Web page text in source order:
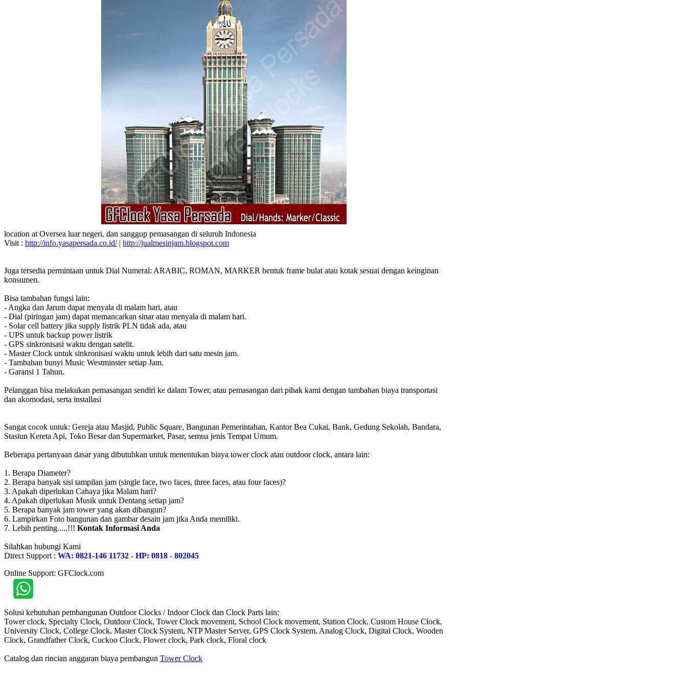
location at Oversea luar negeri, dan sanggup pemasangan di seluruh Indonesia
Visit : http://info.yasapersada.co.id/| http://jualmesinjam.blogspot.com
Juga tersedia permintaan untuk Dial Numeral: ARABIC, ROMAN, MARKER bentuk frame bulat atau kotak sesuai dengan keinginan
konsumen.
Bisa tambahan fungsi lain:
- Angka dan Jarum dapat menyala di malam hari, atau
- Dial (piringan jam) dapat memancarkan sinar atau menyala di malam hari.
- Solar cell battery jika supply listrik PLN tidak ada, atau
- UPS untuk backup power listrik
- GPS sinkronisasi waktu dengan satelit.
- Master Clock untuk sinkronisasi waktu untuk lebih dari satu mesin jam.
- Tambahan bunyi Music Westminster setiap Jam.
- Garansi 1 Tahun.
Pelanggan bisa melakukan pemasangan sendiri ke dalam Tower, atau pemasangan dari pihak kami dengan tambahan biaya transportasi
dan akomodasi, serta installasi
Sangat cocok untuk: Gereja atau Masjid, Public Square, Bangunan Pemerintahan, Kantor Bea Cukai, Bank, Gedung Sekolah, Bandara,
Stasiun Kereta Api, Toko Besar dan Supermarket, Pasar, semua jenis Tempat Umum.
Beberapa pertanyaan dasar yang dibutuhkan untuk menentukan biaya tower clock atau outdoor clock, antara lain:
1. Berapa Diameter?
2. Berapa banyak sisi tampilan jam (single face, two faces, three faces, atau four faces)?
3. Apakah diperlukan Cahaya jika Malam hari?
4. Apakah diperlukan Musik untuk Dentang setiap jam?
5. Berapa banyak jam tower yang akan dibangun?
6. Lampirkan Foto bangunan dan gambar desain jam jika Anda memiliki.
7. Lebih penting.....!!! Kontak Informasi Anda
Silahkan hubungi Kami
Direct Support : WA: 0821-146 11732 - HP: 0818 - 802045
Online Support: GFClock.com
Solusi kebutuhan pembangunan Outdoor Clocks / Indoor Clock dan Clock Parts lain:
Tower clock, Specialty Clock, Outdoor Clock, Tower Clock movement, School Clock movement, Station Clock, Custom House Clock,
University Clock, College Clock, Master Clock System, NTP Master Server, GPS Clock System, Analog Clock, Digital Clock, Wooden
Clock, Grandfather Clock, Cuckoo Clock, Flower clock, Park clock, Floral clock
Catalog dan rincian anggaran biaya pembangun Tower Clock